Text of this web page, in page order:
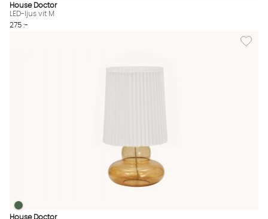
House Doctor
LED-ljus vit M
275 :-
Lägg
RIBE Bordslampa Amber Finns även i dessa färger:
RIBE Bordslampa Amber
House Doctor